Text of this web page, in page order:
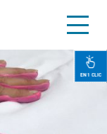
EN 1 CLIC